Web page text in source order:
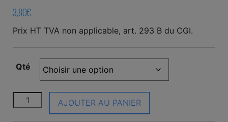
3,80€
Prix HT TVA non applicable, art. 293 B du CGI.
Qté
quantité de Embout de vissage PH2 25mm
AJOUTER AU PANIER